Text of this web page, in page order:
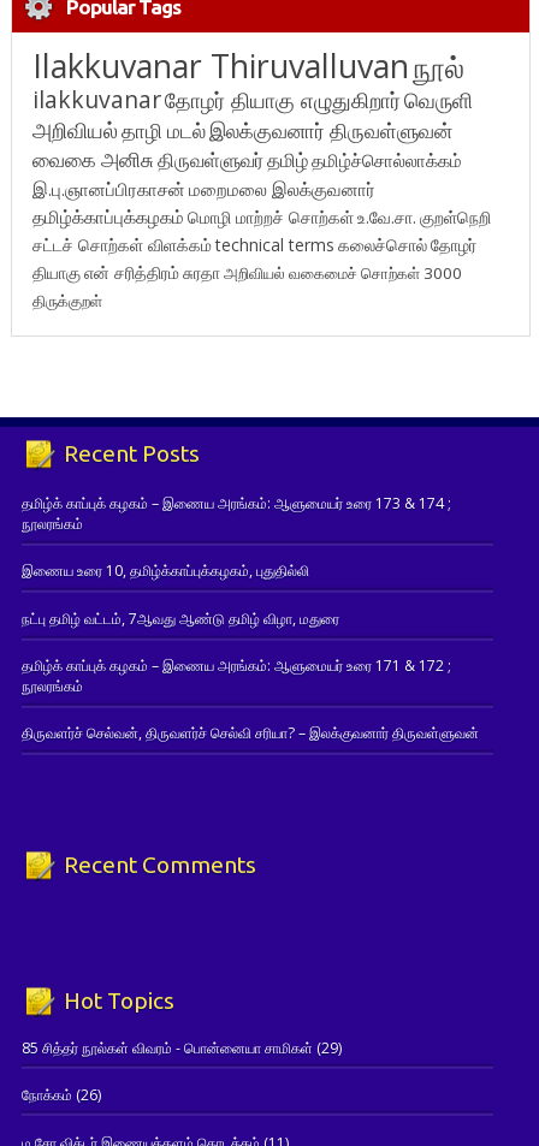
Popular Tags
Ilakkuvanar Thiruvalluvanநூல்
ilakkuvanarதோழர் தியாகு எழுதுகிறார்வெருளி
அறிவியல்தாழி மடல்இலக்குவனார் திருவள்ளுவன்
வைகை அனிசுதிருவள்ளுவர்தமிழ்தமிழ்ச்சொல்லாக்கம்
இ.பு.ஞானப்பிரகாசன் மறைமலை இலக்குவனார்
தமிழ்க்காப்புக்கழகம் மொழி மாற்றச் சொற்கள்உ.வே.சா. குறள்நெறி
சட்டச் சொற்கள் விளக்கம்technical terms கலைச்சொல்தோழர்
தியாகுஎன் சரித்திரம்சுரதாஅறிவியல் வகைமைச் சொற்கள் 3000
திருக்குறள்
Recent Posts
தமிழ்க் காப்புக் கழகம் – இணைய அரங்கம்: ஆளுமையர் உரை 173 & 174 ;
நூலரங்கம்
இணைய உரை 10, தமிழ்க்காப்புக்கழகம், புதுதில்லி
நட்பு தமிழ் வட்டம், 7ஆவது ஆண்டு தமிழ் விழா, மதுரை
தமிழ்க் காப்புக் கழகம் – இணைய அரங்கம்: ஆளுமையர் உரை 171 & 172 ;
நூலரங்கம்
திருவளர்ச் செல்வன், திருவளர்ச் செல்வி சரியா? – இலக்குவனார் திருவள்ளுவன்
Recent Comments
Hot Topics
85 சித்தர் நூல்கள் விவரம் - பொன்னையா சாமிகள் (29)
நோக்கம் (26)